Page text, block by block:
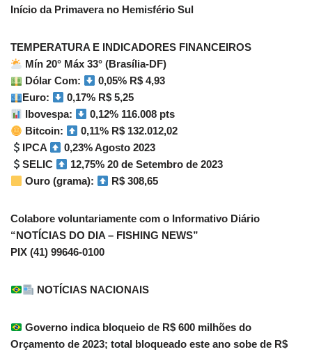
Início da Primavera no Hemisfério Sul
TEMPERATURA E INDICADORES FINANCEIROS
Mín 20° Máx 33° (Brasília-DF)
Dólar Com:
0,05% R$ 4,93
Euro:
0,17% R$ 5,25
Ibovespa:
0,12% 116.008 pts
Bitcoin:
0,11% R$ 132.012,02
IPCA
0,23% Agosto 2023
SELIC
12,75% 20 de Setembro de 2023
Ouro (grama):
R$ 308,65
Colabore voluntariamente com o Informativo Diário
“NOTÍCIAS DO DIA – FISHING NEWS”
PIX (41) 99646-0100
NOTÍCIAS NACIONAIS
Governo indica bloqueio de R$ 600 milhões do
Orçamento de 2023; total bloqueado este ano sobe de R$